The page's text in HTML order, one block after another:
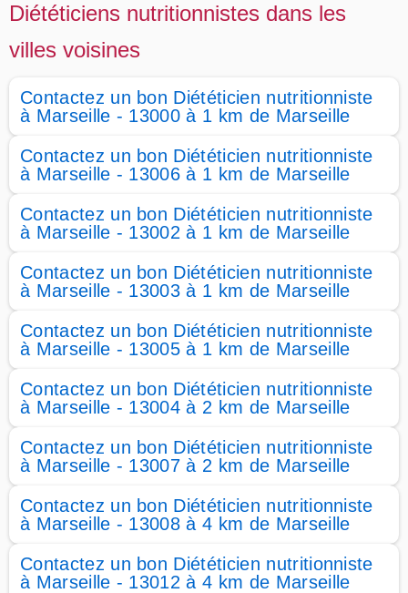
Diététiciens nutritionnistes dans les
villes voisines
Contactez un bon Diététicien nutritionniste
à Marseille - 13000 à 1 km de Marseille
Contactez un bon Diététicien nutritionniste
à Marseille - 13006 à 1 km de Marseille
Contactez un bon Diététicien nutritionniste
à Marseille - 13002 à 1 km de Marseille
Contactez un bon Diététicien nutritionniste
à Marseille - 13003 à 1 km de Marseille
Contactez un bon Diététicien nutritionniste
à Marseille - 13005 à 1 km de Marseille
Contactez un bon Diététicien nutritionniste
à Marseille - 13004 à 2 km de Marseille
Contactez un bon Diététicien nutritionniste
à Marseille - 13007 à 2 km de Marseille
Contactez un bon Diététicien nutritionniste
à Marseille - 13008 à 4 km de Marseille
Contactez un bon Diététicien nutritionniste
à Marseille - 13012 à 4 km de Marseille